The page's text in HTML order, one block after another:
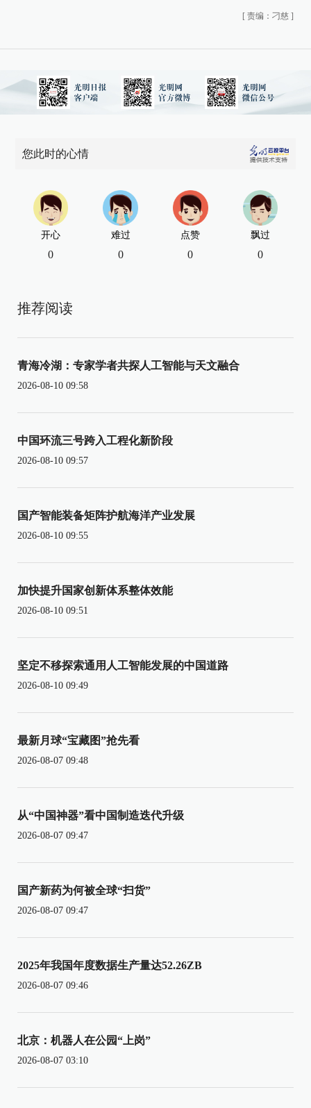
[ 责编：刁慈 ]
您此时的心情
开心
0
难过
0
点赞
0
飘过
0
推荐阅读
青海冷湖：专家学者共探人工智能与天文融合
2026-08-10 09:58
中国环流三号跨入工程化新阶段
2026-08-10 09:57
国产智能装备矩阵护航海洋产业发展
2026-08-10 09:55
加快提升国家创新体系整体效能
2026-08-10 09:51
坚定不移探索通用人工智能发展的中国道路
2026-08-10 09:49
最新月球“宝藏图”抢先看
2026-08-07 09:48
从“中国神器”看中国制造迭代升级
2026-08-07 09:47
国产新药为何被全球“扫货”
2026-08-07 09:47
2025年我国年度数据生产量达52.26ZB
2026-08-07 09:46
北京：机器人在公园“上岗”
2026-08-07 03:10